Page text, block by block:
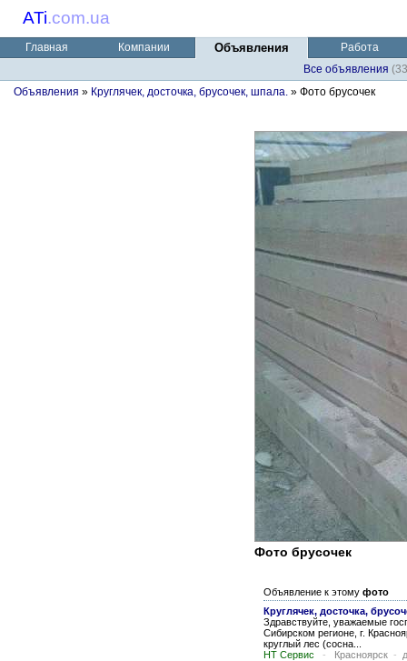
ATi.com.ua
Главная Компании Объявления
Работа
Все объявления
Объявления » Круглячек, досточка, брусочек, шпала. » Фото брусочек
Фото брусочек
Объявление к этому фото
Круглячек, досточка,
Здравствуйте, уважаемые
Сибирском регионе, г.
круглый лес (сосна...
НТ Сервис - Красноярск -